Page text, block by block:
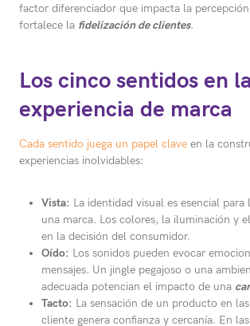
factor diferenciador que impacta la
fortalece la fidelización de clientes.
Los cinco sentidos en la
experiencia de marca
Cada sentido juega un papel clave en la
experiencias inolvidables:
Vista: La identidad visual es esencial
una marca. Los colores, la iluminación y
en la decisión del consumidor.
Oído: Los sonidos pueden evocar
mensajes. Un jingle pegajoso o una
adecuada potencian el impacto de una
Tacto: La sensación de un producto en
cliente genera confianza y cercanía. En las